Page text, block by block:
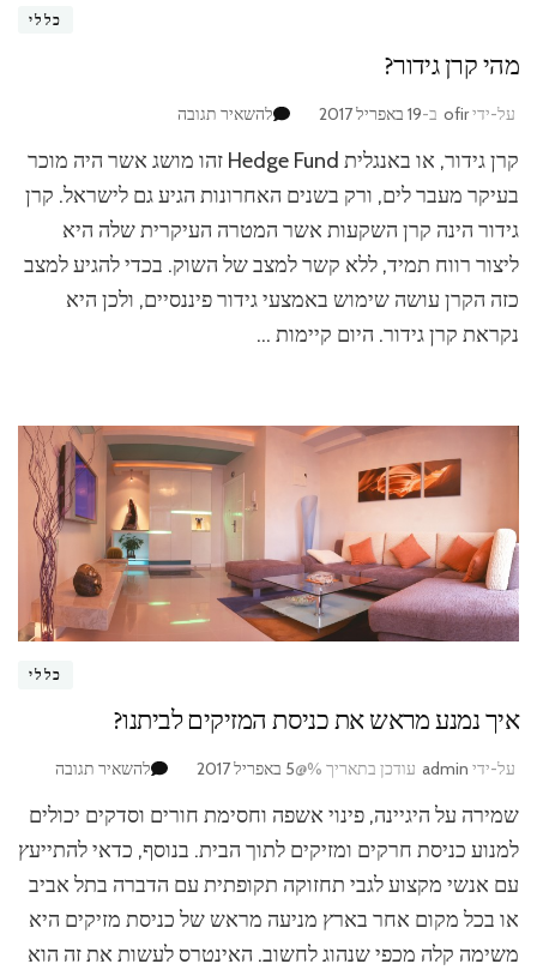
כללי
מהי קרן גידור?
על-ידיofir ב-19 באפריל 2017 להשאיר תגובהבנושא
קרן
גידור?
קרן גידור, או באנגלית Hedge Fund זהו מושג אשר היה מוכר
בעיקר מעבר לים, ורק בשנים האחרונות הגיע גם לישראל. קרן
גידור הינה קרן השקעות אשר המטרה העיקרית שלה היא
ליצור רווח תמיד, ללא קשר למצב של השוק. בכדי להגיע למצב
כזה הקרן עושה שימוש באמצעי גידור פיננסיים, ולכן היא
נקראת קרן גידור. היום קיימות …
כללי
איך נמנע מראש את כניסת המזיקים לביתנו?
על-ידי admin עודכן בתאריך %@5 באפריל 2017 להשאיר תגובהבנושא
נמנע
מראש
כניסת
המזיקים
לביתנו?
שמירה על היגיינה, פינוי אשפה וחסימת חורים וסדקים יכולים
למנוע כניסת חרקים ומזיקים לתוך הבית. בנוסף, כדאי להתייעץ
עם אנשי מקצוע לגבי תחזוקה תקופתית עם הדברה בתל אביב
או בכל מקום אחר בארץ מניעה מראש של כניסת מזיקים היא
משימה קלה מכפי שנהוג לחשוב. האינטרס לעשות את זה הוא